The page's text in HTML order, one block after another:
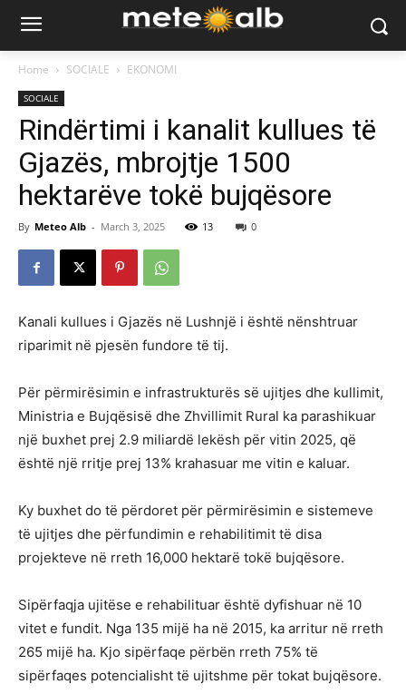
Home SOCIALE EKONOMI
SOCIALE
Rindërtimi i kanalit kullues të
Gjazës, mbrojtje 1500
hektarëve tokë bujqësore
By Meteo Alb - March 3, 2025 13 0
Kanali kullues i Gjazës në Lushnjë i është nënshtruar
riparimit në pjesën fundore të tij.
Për përmirësimin e infrastrukturës së ujitjes dhe kullimit,
Ministria e Bujqësisë dhe Zhvillimit Rural ka parashikuar
një buxhet prej 2.9 miliardë lekësh për vitin 2025, që
është një rritje prej 13% krahasuar me vitin e kaluar.
Ky buxhet do të përdoret për përmirësimin e sistemeve
të ujitjes dhe përfundimin e rehabilitimit të disa
projekteve në rreth 16,000 hektarë tokë bujqësore.
Sipërfaqja ujitëse e rehabilituar është dyfishuar në 10
vitet e fundit. Nga 135 mijë ha në 2015, ka arritur në rreth
265 mijë ha. Kjo sipërfaqe përbën rreth 75% të
sipërfaqes potencialisht të ujitshme për tokat bujqësore.